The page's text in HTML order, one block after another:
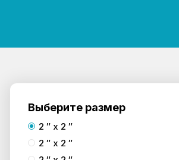
Выберите размер
2 ″ x 2 ″
2 ″ x 2 ″